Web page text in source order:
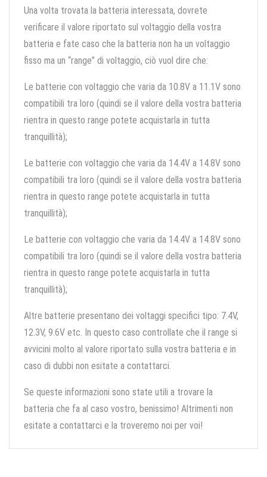
Una volta trovata la batteria interessata, dovrete
verificare il valore riportato sul voltaggio della vostra
batteria e fate caso che la batteria non ha un voltaggio
fisso ma un “range” di voltaggio, ciò vuol dire che:
Le batterie con voltaggio che varia da 10.8V a 11.1V sono
compatibili tra loro (quindi se il valore della vostra batteria
rientra in questo range potete acquistarla in tutta
tranquillità);
Le batterie con voltaggio che varia da 14.4V a 14.8V sono
compatibili tra loro (quindi se il valore della vostra batteria
rientra in questo range potete acquistarla in tutta
tranquillità);
Le batterie con voltaggio che varia da 14.4V a 14.8V sono
compatibili tra loro (quindi se il valore della vostra batteria
rientra in questo range potete acquistarla in tutta
tranquillità);
Altre batterie presentano dei voltaggi specifici tipo: 7.4V,
12.3V, 9.6V etc. In questo caso controllate che il range si
avvicini molto al valore riportato sulla vostra batteria e in
caso di dubbi non esitate a contattarci.
Se queste informazioni sono state utili a trovare la
batteria che fa al caso vostro, benissimo! Altrimenti non
esitate a contattarci e la troveremo noi per voi!